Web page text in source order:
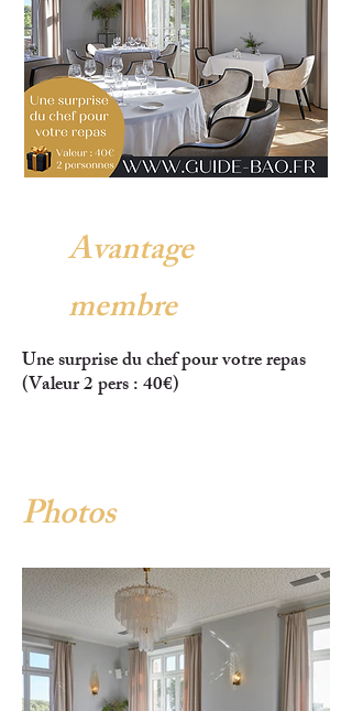
Avantage
membre
Une surprise du chef pour votre repas
(Valeur 2 pers : 40€)
Photos